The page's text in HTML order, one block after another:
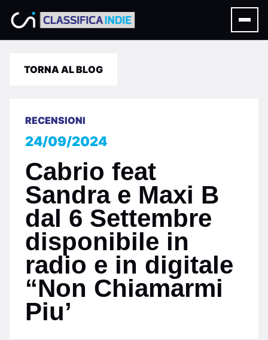
TORNA AL BLOG
RECENSIONI
24/09/2024
Cabrio feat
Sandra e Maxi B
dal 6 Settembre
disponibile in
radio e in digitale
“Non Chiamarmi
Piu’